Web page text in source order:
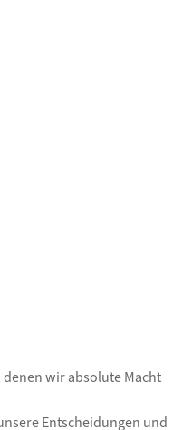
wir absolute Macht
Entscheidungen und